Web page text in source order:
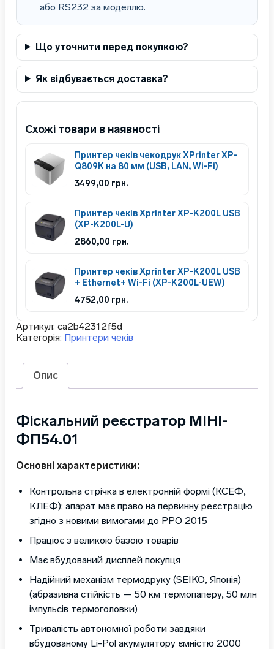
або RS232 за моделлю.
Що уточнити перед покупкою?
Як відбувається доставка?
Схожі товари в наявності
Принтер чеків чекодрук XPrinter XP-
Q809K на 80 мм (USB, LAN, Wi-Fi)
3499,00 грн.
Принтер чеків Xprinter XP-K200L USB
(XP-K200L-U)
2860,00 грн.
Принтер чеків Xprinter XP-K200L USB
+ Ethernet+ Wi-Fi (XP-K200L-UEW)
4752,00 грн.
Артикул: ca2b42312f5d
Категорія: Принтери чеків
Опис
Фіскальний реєстратор МІНІ-
ФП54.01
Основні характеристики:
Контрольна стрічка в електронній формі (КСЕФ,
КЛЕФ): апарат має право на первинну реєстрацію
згідно з новими вимогами до РРО 2015
Працює з великою базою товарів
Має вбудований дисплей покупця
Надійний механізм термодруку (SEIKO, Японія)
(абразивна стійкість — 50 км термопаперу, 50 млн
імпульсів термоголовки)
Тривалість автономної роботи завдяки
вбудованому Li-Pol акумулятору ємністю 2000